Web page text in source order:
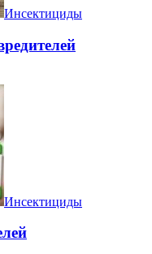
Инсектициды
Инсектициды